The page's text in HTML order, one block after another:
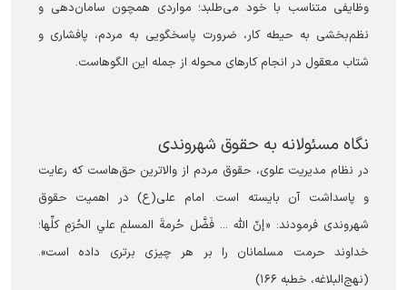
وظایفی متناسب با خود می‌طلبد؛ مواردی همچون سامان‌دهی و
نظم‌بخشی به حیطه کار، ضرورت پاسخگویی به مردم، پافشاری و
شتاب معقول در انجام کارهای محوله از جمله این الگوهاست.
نگاه مسئولانه به حقوق شهروندی
در نظام مدیریت علوی، حقوق مردم از والاترین حق‌هاست که رعایت
و پاسداشت آن بایسته است. امام علی(ع) در اهمیت حقوق
شهروندی فرمودند: «إنّ الله ... فَضَّل حُرمةَ المسلمِ علي الحُرَمِ كلِّها؛
خداوند حرمت مسلمانان را بر هر چیزی برتری داده است».
(نهج‌البلاغه، خطبه ۱۶۶)